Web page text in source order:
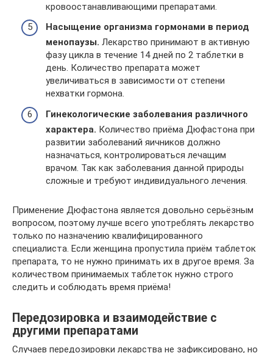
кровоостанавливающими препаратами.
Насыщение организма гормонами в период
менопаузы. Лекарство принимают в активную
фазу цикла в течение 14 дней по 2 таблетки в
день. Количество препарата может
увеличиваться в зависимости от степени
нехватки гормона.
Гинекологические заболевания различного
характера. Количество приёма Дюфастона при
развитии заболеваний яичников должно
назначаться, контролироваться лечащим
врачом. Так как заболевания данной природы
сложные и требуют индивидуального лечения.
Применение Дюфастона является довольно серьёзным
вопросом, поэтому лучше всего употреблять лекарство
только по назначению квалифицированного
специалиста. Если женщина пропустила приём таблеток
препарата, то не нужно принимать их в другое время. За
количеством принимаемых таблеток нужно строго
следить и соблюдать время приёма!
Передозировка и взаимодействие с
другими препаратами
Случаев передозировки лекарства не зафиксировано, но